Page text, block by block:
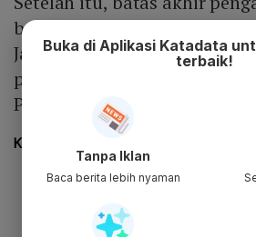
bagi para kreditur
Januari 2022. Sementara itu,
permusyawaratan Majelis
Perkara pada 21 Januari 2022.
Buka di Aplikasi Katadata
terbaik!
Tanpa Iklan
Baca berita lebih nyaman